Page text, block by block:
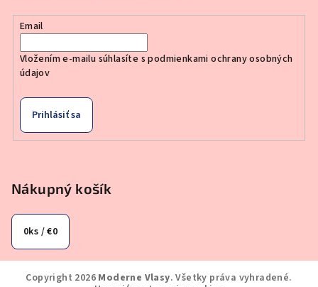
Email
Vložením e-mailu súhlasíte spodmienkami ochrany osobných
údajov
Prihlásiť sa
Nákupný košík
0ks /€0
Copyright 2026 Moderne Vlasy. Všetky práva vyhradené.